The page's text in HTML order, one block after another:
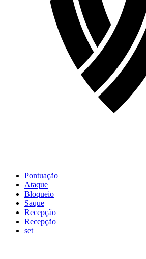
Pontuação
Ataque
Bloqueio
Saque
Recepção
Recepção
set